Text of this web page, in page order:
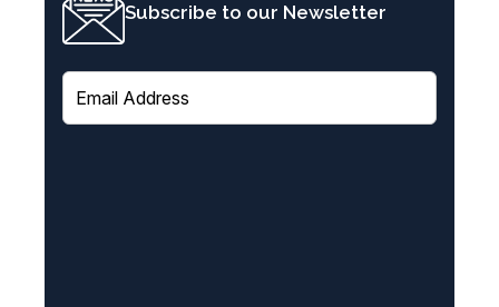
Subscribe to our Newsletter
E